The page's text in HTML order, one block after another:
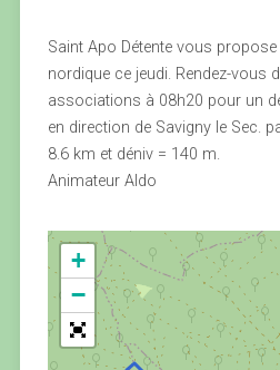
Saint Apo Détente vous
nordique ce jeudi. Rendez-vous
associations à 08h20 pour un
en direction de Savigny le Sec.
8.6 km et déniv = 140 m.
Animateur Aldo
+
−